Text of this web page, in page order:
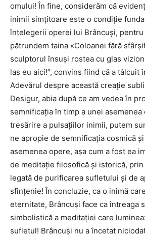
omului! În fine, considerăm că
inimii simţitoare este o condiţie
înţelegerii operei lui Brâncuşi, pentru
pătrundem taina «Coloanei fără
sculptorul însuşi rostea cu glas
las eu aici!”, convins fiind că a tâlcuit
Adevărul despre această creaţie
Desigur, abia după ce am vedea în
semnificaţia în timp a unei asemenea
tresărire a pulsaţiilor inimii, putem
ne apropie de semnificaţia cosmică
asemenea opere, aşa cum a fost ea
de meditaţie filosofică şi istorică, prin
legată de purificarea sufletului şi de
sfinţenie! În concluzie, ca o inimă
eternitate, Brâncuşi face ca întreaga
simbolistică a meditaţiei care
sufletul! Brâncuşi nu a încetat